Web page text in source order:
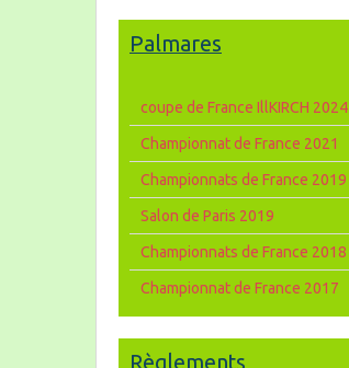
Palmares
coupe de France IllKIRCH 2024
Championnat de France 2021
Championnats de France 2019
Salon de Paris 2019
Championnats de France 2018
Championnat de France 2017
Règlements